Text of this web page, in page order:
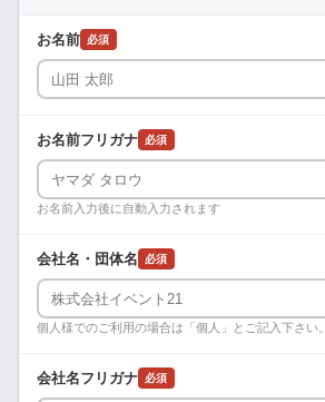
お名前 必須
お名前フリガナ 必須
お名前入力後に自動入力されます
会社名・団体名 必須
個人様でのご利用の場合は「個人」とご記入下さい。
会社名フリガナ 必須